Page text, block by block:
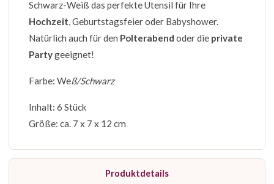
Schwarz-Weiß das perfekte Utensil für Ihre
Hochzeit , Geburtstagsfeier oder Babyshower.
Natürlich auch für den Polterabend oder die private
Partygeeignet!
Farbe: Weß/Schwarz
Inhalt: 6 Stück
Größe: ca. 7 x 7 x 12 cm
Produktdetails